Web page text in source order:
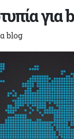
για
blog